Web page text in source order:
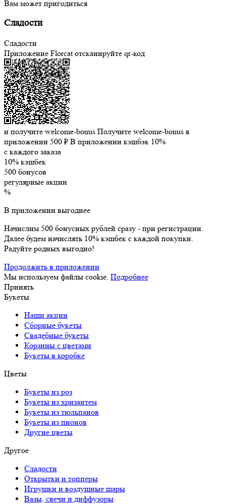
Вам может пригодиться
Сладости
Сладости
Приложение Florcat отсканируйте qr-код
и получите welcome-bonus Получите welcome-bonus в
приложении 500 ₽ В приложении кэшбэк 10%
с каждого заказа
10% кэшбек
500 бонусов
регулярные акции
%
В приложении выгоднее
Начислим 500 бонусных рублей сразу - при регистрации.
Далее будем начислять 10% кэшбек с каждой покупки.
Радуйте родных выгодно!
Продолжить в приложении
Мы используем файлы cookie. Подробнее
Принять
Букеты
Наши акции
Сборные букеты
Свадебные букеты
Корзины с цветами
Букеты в коробке
Цветы
Букеты из роз
Букеты из хризантем
Букеты из тюльпанов
Букеты из пионов
Другие цветы
Другое
Сладости
Открытки и топперы
Игрушки и воздушные шары
Вазы, свечи и диффузоры